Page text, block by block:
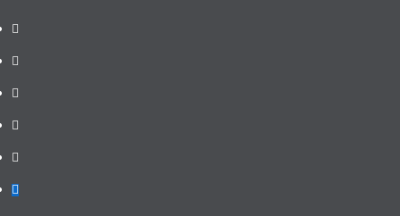
Facebook
YouTube
Telegram
Instagram
Twitter
Google